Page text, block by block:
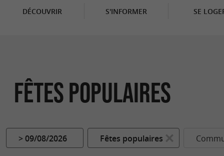
DÉCOUVRIR S'INFORMER SE
Fêtes populaires
> 09/08/2026 Fêtes populaires